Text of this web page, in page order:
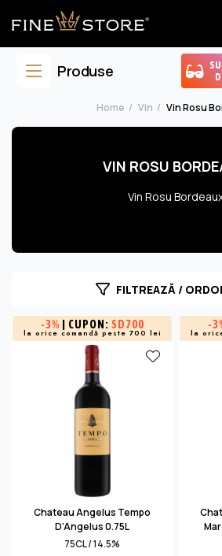
Produse
Home Vin Vin Rosu
VIN ROSU
Vin Rosu
FILTREAZĂ /
-3% | CUPON: SD700
la orice comandă peste 700 lei
Chateau Angelus Tempo
D'Angelus 0.75L
75CL / 14.5%
-
la